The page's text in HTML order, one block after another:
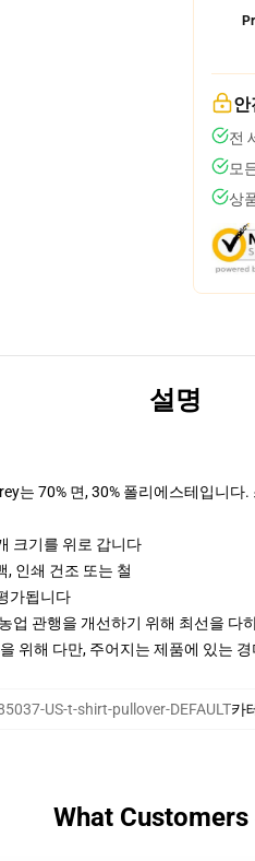
안
전
모
상
설명
는 70% 면, 30% 폴리에스테입니다
크기를 위로 갑니다
, 인쇄 건조 또는 철
가됩니다
업 관행을 개선하기 위해 최선을 다
위해 다만, 주어지는 제품에 있는
US-t-shirt-pullover-DEFAULT카
What Customers